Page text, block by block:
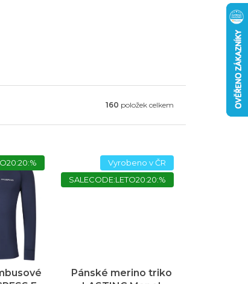
160 položek celkem
Vyrobeno v ČR
SALECODE:LETO20:20:%
Pánské merino triko